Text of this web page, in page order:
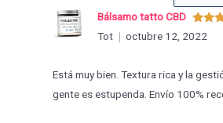
las
con
Bálsamo tatto CBD
Tot
octubre 12, 2022
Está muy bien. Textura rica y la
gente es estupenda. Envío 100%